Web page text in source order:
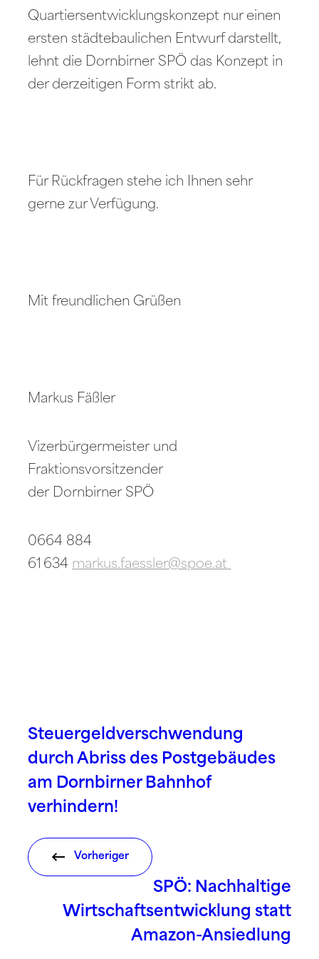
Quartiersentwicklungskonzept nur einen
ersten städtebaulichen Entwurf darstellt,
lehnt die Dornbirner SPÖ das Konzept in
der derzeitigen Form strikt ab.
Für Rückfragen stehe ich Ihnen sehr
gerne zur Verfügung.
Mit freundlichen Grüßen
Markus Fäßler
Vizerbürgermeister und
Fraktionsvorsitzender
der Dornbirner SPÖ
0664 884
61 634 markus.faessler@spoe.at
Steuergeldverschwendung
durch Abriss des Postgebäudes
am Dornbirner Bahnhof
verhindern!
Vorheriger
SPÖ: Nachhaltige
Wirtschaftsentwicklung statt
Amazon-Ansiedlung